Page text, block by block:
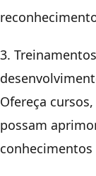
3.
Ofereça
possam
conhecimentos